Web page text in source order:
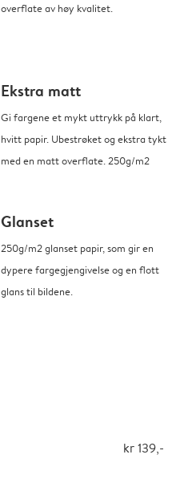
overflate av høy kvalitet.
Ekstra matt
Gi fargene et mykt uttrykk på klart,
hvitt papir. Ubestrøket og ekstra tykt
med en matt overflate. 250g/m2
Glanset
250g/m2 glanset papir, som gir en
dypere fargegjengivelse og en flott
glans til bildene.
kr 139,-